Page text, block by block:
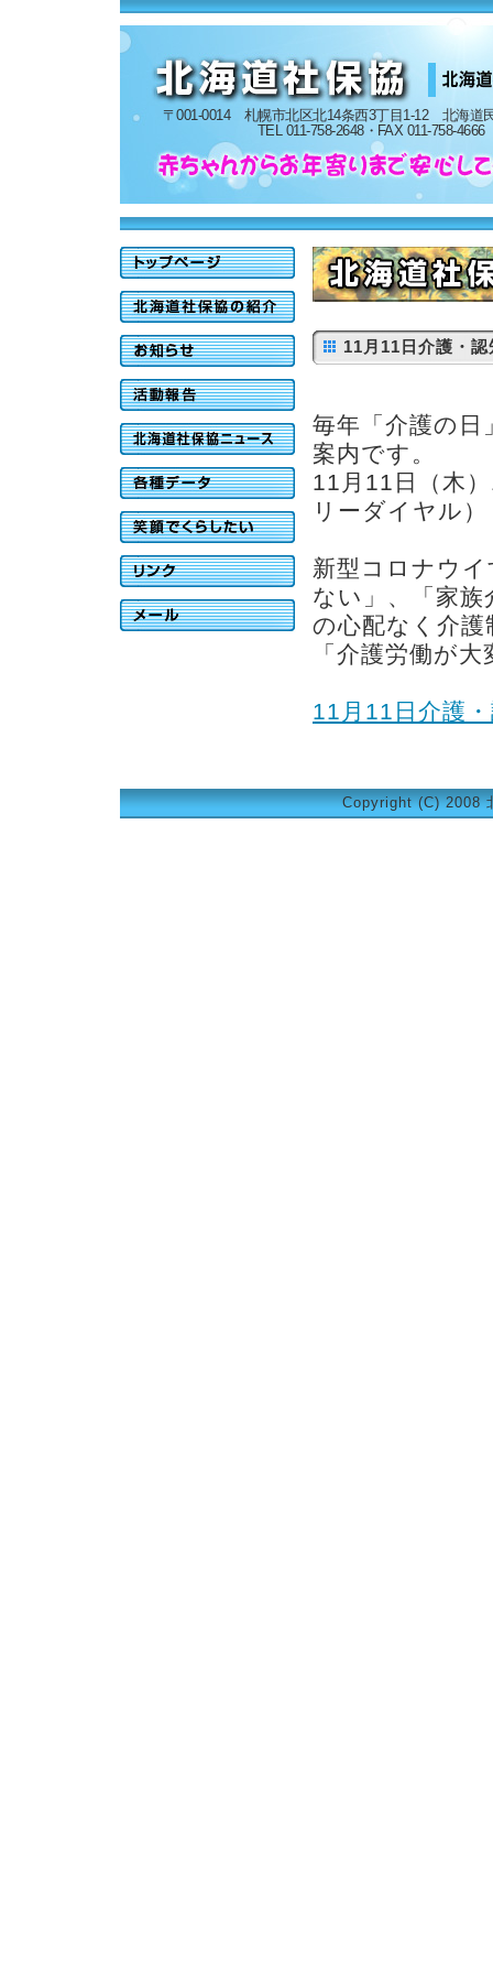
〒001-0014 札幌市北区北14条西3丁目1-12 北海道
TEL 011-758-2648・FAX 011-758-4666
11月11日介護・
毎年「介護の
案内です。
11月11日（木
リーダイヤル）
新型コロナウ
ない」、「家
の心配なく介
「介護労働が
11月11日介護
Copyright (C) 2008